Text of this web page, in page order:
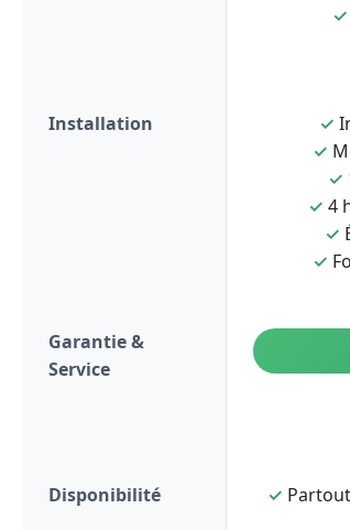
✓
Installation ✓
✓
✓
✓ 4
✓
✓
Garantie &
Service
Disponibilité ✓